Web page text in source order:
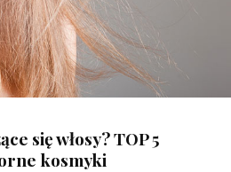
się włosy? TOP 5
kosmyki